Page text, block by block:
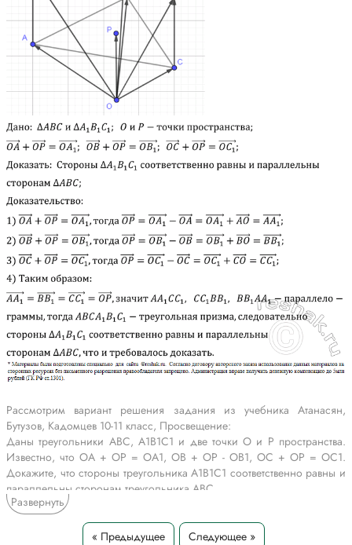
Рассмотрим вариант решения задания из учебника Атанасян,
Бутузов, Кадомцев 10-11 класс, Просвещение:
Даны треугольники ABC, A1B1C1 и две точки O и P пространства.
Известно, что OA + OP = OA1, OB + OP - OB1, OC + OP = OC1.
Докажите, что стороны треугольника A1B1C1 соответственно равны и
параллельны сторонам треугольника ABC.
*Текст задания приводится исключительно в образовательных целях
для более полного понимания решения.
Развернуть
« Предыдущее Следующее »